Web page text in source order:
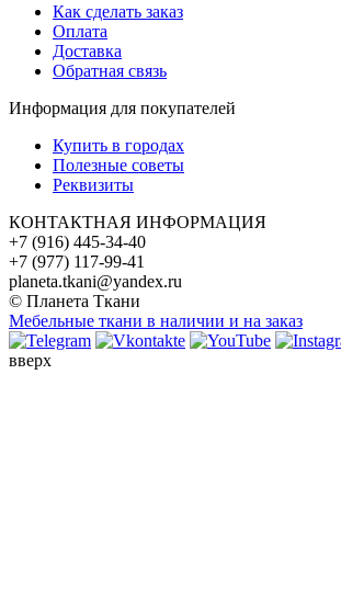
Как сделать заказ
Оплата
Доставка
Обратная связь
Информация для покупателей
Купить в городах
Полезные советы
Реквизиты
КОНТАКТНАЯ ИНФОРМАЦИЯ
+7 (916) 445-34-40
+7 (977) 117-99-41
planeta.tkani@yandex.ru
© Планета Ткани
Мебельные ткани в наличии и на заказ
вверх